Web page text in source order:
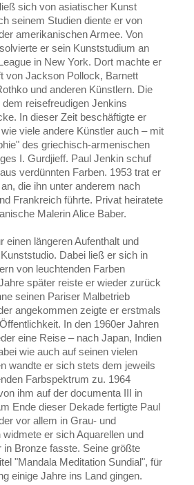
sich von asiatischer Kunst
seinem Studien diente er von
amerikanischen Armee. Von
er sein Kunststudium an
in New York. Dort machte er
von Jackson Pollock, Barnett
und anderen Künstlern. Die
reisefreudigen Jenkins
In dieser Zeit beschäftigte er
viele andere Künstler auch – mit
des griechisch-armenischen
I. Gurdjieff. Paul Jenkin schuf
verdünnten Farben. 1953 trat er
die ihn unter anderem nach
Frankreich führte. Privat heiratete
Malerin Alice Baber.
einen längeren Aufenthalt und
Dabei ließ er sich in
von leuchtenden Farben
später reiste er wieder zurück
seinen Pariser Malbetrieb
angekommen zeigte er erstmals
In den 1960er Jahren
eine Reise – nach Japan, Indien
wie auch auf seinen vielen
wandte er sich stets dem jeweils
Farbspektrum zu. 1964
ihm auf der documenta III in
Ende dieser Dekade fertigte Paul
vor allem in Grau- und
er sich Aquarellen und
in Bronze fasste. Seine größte
"Mandala Meditation Sundial", für
einige Jahre ins Land gingen.